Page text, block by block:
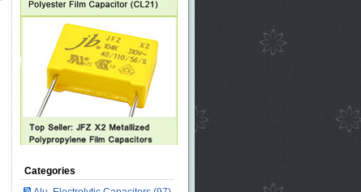
Categories